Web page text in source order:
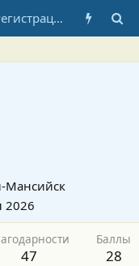
Регистрация
Мансийск
2026
47
Баллы
28